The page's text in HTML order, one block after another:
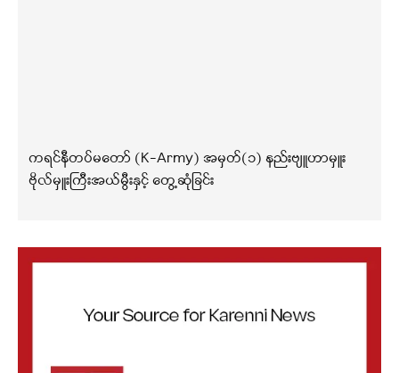
ကရင်နီတပ်မတော် (K-Army) အမှတ်(၁) နည်းဗျူဟာမှူး
ဗိုလ်မှူးကြီးအယ်မွီးနှင့် တွေ့ဆုံခြင်း